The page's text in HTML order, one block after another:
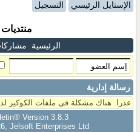
الإستايل الرئيسي التسجيل
الرئيسية
رسالة إدارية
عذرا. هناك مشكلة فى ملفات الكوكيز
Version 3.8.3
Jelsoft Enterprises Ltd.